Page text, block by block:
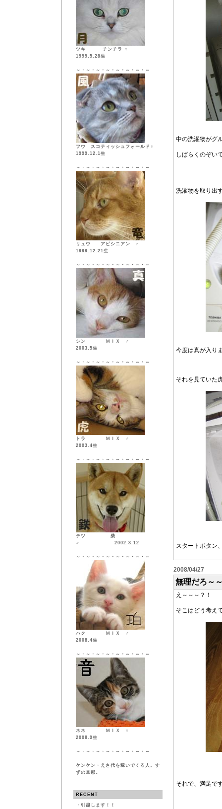
ツキ チンチラ ♀
1999.5.28生
～・～・～・～・～・～・～・～
フウ スコティッシュフォールド♀
1999.12.1生
～・～・～・～・～・～・～・～
リュウ アビシニアン ♂
1999.12.21生
～・～・～・～・～・～・～・～
シン ＭＩＸ ♂
2003.5生
～・～・～・～・～・～・～・～
トラ ＭＩＸ ♂
2003.4生
～・～・～・～・～・～・～・～
テツ 柴
♂ 2002.3.12
～・～・～・～・～・～・～・～
ハク ＭＩＸ ♂
2008.4生
～・～・～・～・～・～・～・～
ネネ ＭＩＸ ♀
2008.9生
～・～・～・～・～・～・～・～
ケンケン・えさ代を稼いでくる人。す
ずの旦那。
RECENT
・ 引越します！！
中の洗濯物がグ
しばらくのぞい
洗濯物を取り出
今度は真が入り
それを見ていた
スタートボタン
2008/04/27
無理だろ～
え～～～？！
そこはどう考え
それで、満足で